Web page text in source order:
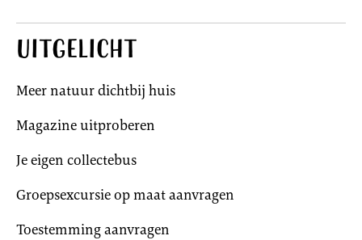
Uitgelicht
Meer natuur dichtbij huis
Magazine uitproberen
Je eigen collectebus
Groepsexcursie op maat aanvragen
Toestemming aanvragen